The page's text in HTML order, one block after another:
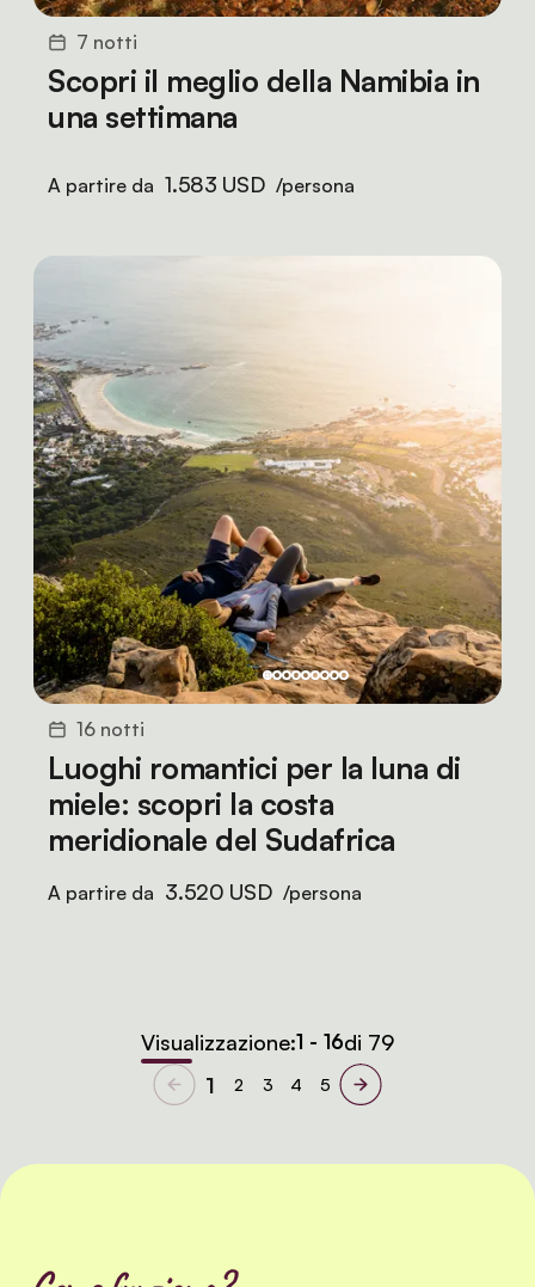
7 notti
Scopri il meglio della Namibia in
una settimana
A partire da 1.583 USD /persona
16 notti
Luoghi romantici per la luna di
miele: scopri la costa
meridionale del Sudafrica
A partire da 3.520 USD /persona
Visualizzazione:1 - 16di 79
1
2 3 4 5